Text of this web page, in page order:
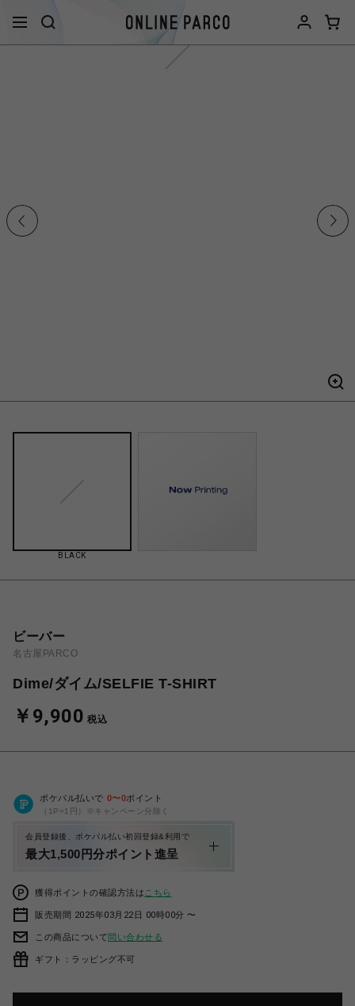
BLACK
ビーバー
名古屋PARCO
Dime/ダイム/SELFIE T-SHIRT
￥9,900 税込
ポケパル払いで 0〜0ポイント
（1P=1円）※キャンペーン分除く
会員登録後、ポケパル払い初回登録&利用で
最大1,500円分ポイント進呈
獲得ポイントの確認方法は こちら
販売期間 2025年03月22日 00時00分 〜
この商品について問い合わせる
ギフト：ラッピング不可